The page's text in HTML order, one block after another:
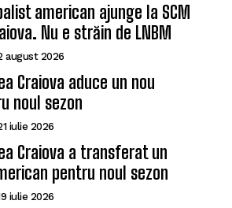
american ajunge la SCM
Nu e străin de LNBM
august 2026
Craiova aduce un nou
noul sezon
iulie 2026
Craiova a transferat un
pentru noul sezon
iulie 2026